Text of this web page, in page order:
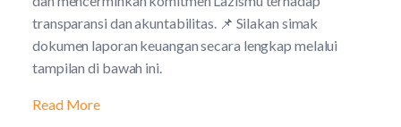
transparansi dan akuntabilitas. 📌 Silakan simak
dokumen laporan keuangan secara lengkap melalui
tampilan di bawah ini.
Read More